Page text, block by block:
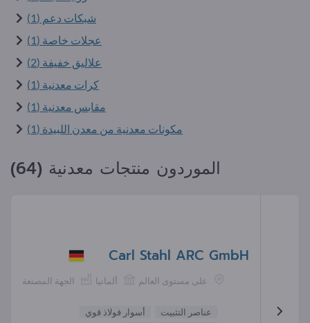
شبكات دعم (1)
عجلات خاصة (1)
علاليق خفيفة (2)
كرات معدنية (1)
مقابس معدنية (1)
مكونات معدنية من معدن اللبيدة (1)
الموردون منتجات معدنية (64)
Carl Stahl ARC GmbH
الجهة المصنعة ألمانيا على مستوى العالم
عناصر التثبيت
أسوار فولاذ قوي